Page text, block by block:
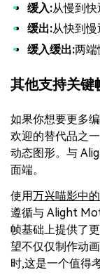
缓入:从慢到快
缓出:从快到慢
缓入缓出:两端
其他支持关键
如果你想要更多
欢迎的替代品之
动态图形。与
面端。
使用万兴喵影中
遵循与 Alight
帧基础上提供了
望不仅仅制作动
时,这是一个值得